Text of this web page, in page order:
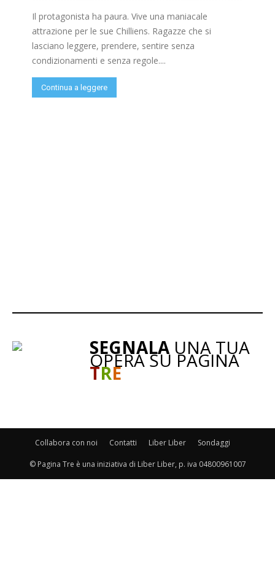
Il protagonista ha paura. Vive una maniacale
attrazione per le sue Chilliens. Ragazze che si
lasciano leggere, prendere, sentire senza
condizionamenti e senza regole....
Continua a leggere
SEGNALAUNA TUA
OPERA SU PAGINA
TRE
Collabora con noi Contatti Liber Liber Sondaggi
© Pagina Tre è una iniziativa di Liber Liber, p. iva 04800961007